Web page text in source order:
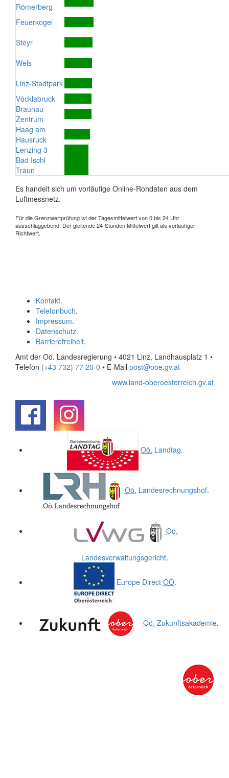
Römerberg
Feuerkogel
Steyr
Wels
Linz-Stadtpark
Vöcklabruck
Braunau
Zentrum
Haag am
Hausruck
Lenzing 3
Bad Ischl
Traun
Es handelt sich um vorläufige Online-Rohdaten aus dem
Luftmessnetz.
Für die Grenzwertprüfung ist der Tagesmittelwert von 0 bis 24 Uhr
ausschlaggebend. Der gleitende 24-Stunden Mittelwert gilt als vorläufiger
Richtwert.
Kontakt.
Telefonbuch.
Impressum.
Datenschutz.
Barrierefreiheit.
Amt der Oö. Landesregierung • 4021 Linz, Landhausplatz 1 •
Telefon (+43 732) 77 20-0 • E-Mail post@ooe.gv.at
www.land-oberoesterreich.gv.at
Oö. Landtag.
Oö. Landesrechnungshof.
Oö.
Landesverwaltungsgericht.
Europe Direct OÖ.
Oö. Zukunftsakademie.